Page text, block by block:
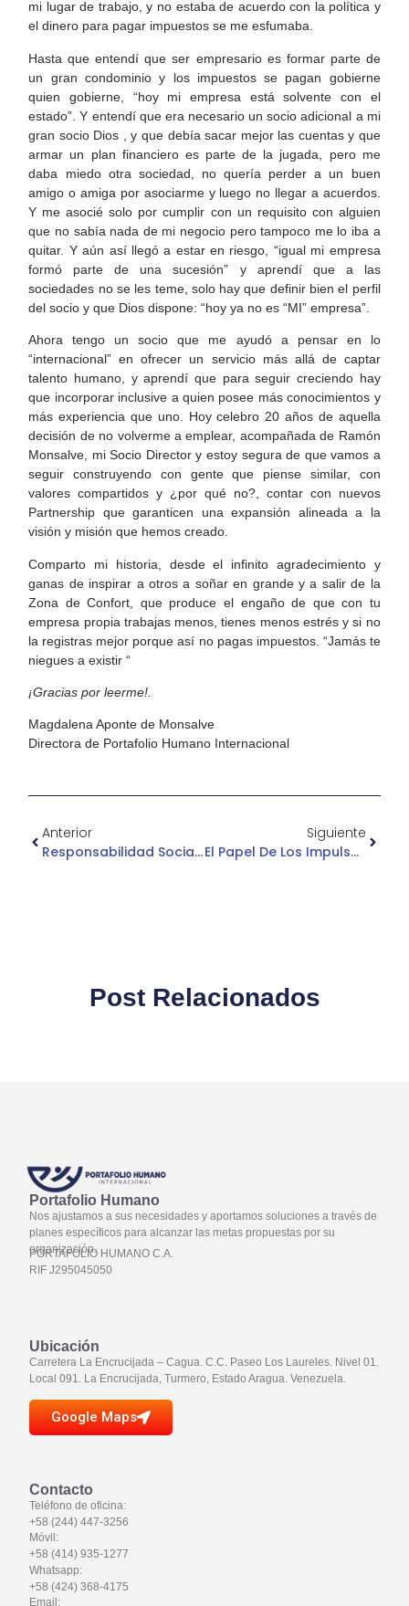
mi lugar de trabajo, y no estaba de acuerdo con la política y
el dinero para pagar impuestos se me esfumaba.
Hasta que entendí que ser empresario es formar parte de
un gran condominio y los impuestos se pagan gobierne
quien gobierne, “hoy mi empresa está solvente con el
estado”. Y entendí que era necesario un socio adicional a mi
gran socio Dios , y que debía sacar mejor las cuentas y que
armar un plan financiero es parte de la jugada, pero me
daba miedo otra sociedad, no quería perder a un buen
amigo o amiga por asociarme y luego no llegar a acuerdos.
Y me asocié solo por cumplir con un requisito con alguien
que no sabía nada de mi negocio pero tampoco me lo iba a
quitar. Y aún así llegó a estar en riesgo, “igual mi empresa
formó parte de una sucesión” y aprendí que a las
sociedades no se les teme, solo hay que definir bien el perfil
del socio y que Dios dispone: “hoy ya no es “MI” empresa”.
Ahora tengo un socio que me ayudó a pensar en lo
“internacional” en ofrecer un servicio más allá de captar
talento humano, y aprendí que para seguir creciendo hay
que incorporar inclusive a quien posee más conocimientos y
más experiencia que uno. Hoy celebro 20 años de aquella
decisión de no volverme a emplear, acompañada de Ramón
Monsalve, mi Socio Director y estoy segura de que vamos a
seguir construyendo con gente que piense similar, con
valores compartidos y ¿por qué no?, contar con nuevos
Partnership que garanticen una expansión alineada a la
visión y misión que hemos creado.
Comparto mi historia, desde el infinito agradecimiento y
ganas de inspirar a otros a soñar en grande y a salir de la
Zona de Confort, que produce el engaño de que con tu
empresa propia trabajas menos, tienes menos estrés y si no
la registras mejor porque así no pagas impuestos. “Jamás te
niegues a existir “
¡Gracias por leerme!.
Magdalena Aponte de Monsalve
Directora de Portafolio Humano Internacional
Anterior
Responsabilidad Social Y Las Organizaciones
Siguiente
El Papel De Los Impulsadores De Ventas
Post Relacionados
Portafolio Humano
Nos ajustamos a sus necesidades y aportamos soluciones a través de
planes específicos para alcanzar las metas propuestas por su
organización.
PORTAFOLIO HUMANO C.A.
RIF J295045050
Ubicación
Carretera La Encrucijada – Cagua. C.C. Paseo Los Laureles. Nivel 01.
Local 091. La Encrucijada, Turmero, Estado Aragua. Venezuela.
Google Maps
Contacto
Teléfono de oficina:
+58 (244) 447-3256
Móvil:
+58 (414) 935-1277
Whatsapp:
+58 (424) 368-4175
Email: